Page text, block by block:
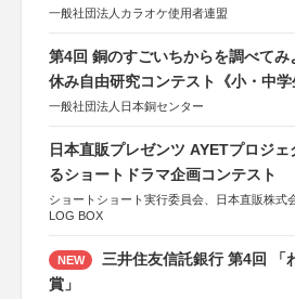
一般社団法人カラオケ使用者連盟
第4回 銅のすごいちからを調べてみ
休み自由研究コンテスト《小・中学
一般社団法人日本銅センター
日本直販プレゼンツ AYETプロジェ
るショートドラマ企画コンテスト
ショートショート実行委員会、日本直販株式
LOG BOX
NEW
三井住友信託銀行 第4回 「
賞」